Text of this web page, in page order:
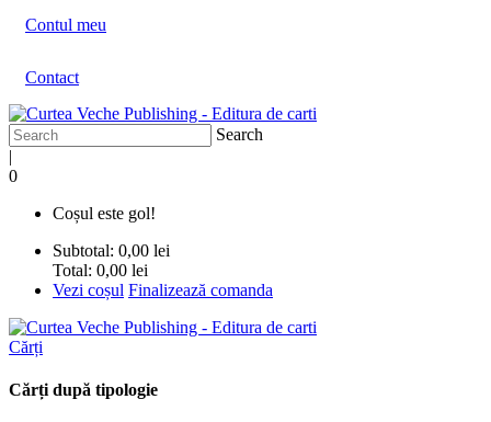
Contul meu
Contact
Search
|
0
Coșul este gol!
Subtotal: 0,00 lei
Total: 0,00 lei
Vezi coșul Finalizează comanda
Cărți
Cărți după tipologie